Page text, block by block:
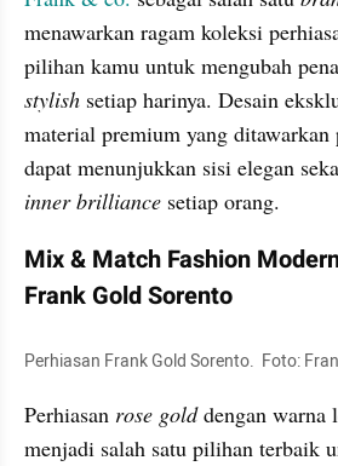
menawarkan ragam koleksi
stylish setiap harinya. Desain
material premium yang ditawarkan
dapat menunjukkan sisi elegan
inner brilliance setiap orang.
Mix & Match Fashion
Frank Gold Sorento
Perhiasan Frank Gold Sorento.  Foto:
Perhiasan rose gold dengan warna
menjadi salah satu pilihan terbaik